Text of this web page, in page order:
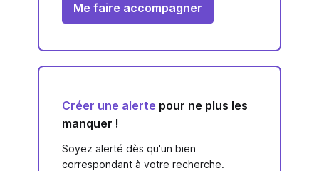
Me faire accompagner
Créer une alerte pour ne plus les
manquer !
Soyez alerté dès qu'un bien
correspondant à votre recherche.